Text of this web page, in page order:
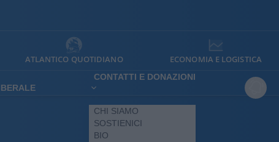
ATLANTICO QUOTIDIANO ECONOMIA E LOGISTICA
CONTATTI E DONAZIONI
CHI SIAMO
SOSTIENICI
BIO